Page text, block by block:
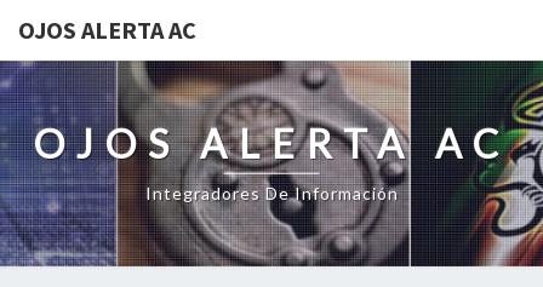
OJOS ALERTA AC
OJOS ALERTA AC
Integradores De Información